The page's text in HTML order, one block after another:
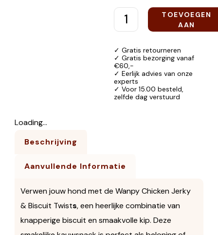
TOEVOEGEN
AAN
✓ Gratis retourneren
✓ Gratis bezorging vanaf
€60,-
✓ Eerlijk advies van onze
experts
✓ Voor 15.00 besteld,
zelfde dag verstuurd
Loading...
Beschrijving
Aanvullende Informatie
Verwen jouw hond met de Wanpy Chicken Jerky
& Biscuit Twists, een heerlijke combinatie van
knapperige biscuit en smaakvolle kip. Deze